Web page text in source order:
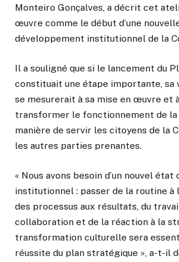
Monteiro Gonçalves, a décrit cet
œuvre comme le début d’une
développement institutionnel de la
Il a souligné que si le lancement du
constituait une étape importante, sa
se mesurerait à sa mise en œuvre et
transformer le fonctionnement de la
manière de servir les citoyens de la
les autres parties prenantes.
« Nous avons besoin d’un nouvel état
institutionnel : passer de la routine à
des processus aux résultats, du
collaboration et de la réaction à la
transformation culturelle sera
réussite du plan stratégique », a-t-il